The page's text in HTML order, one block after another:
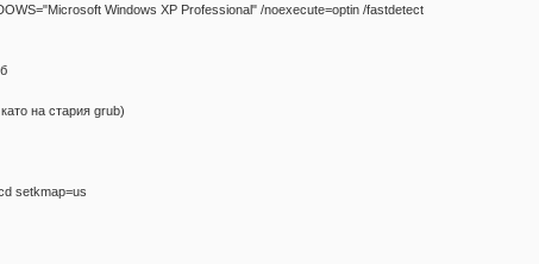
Windows XP Professional" /noexecute=optin /fastdetect
на стария grub)
setkmap=us